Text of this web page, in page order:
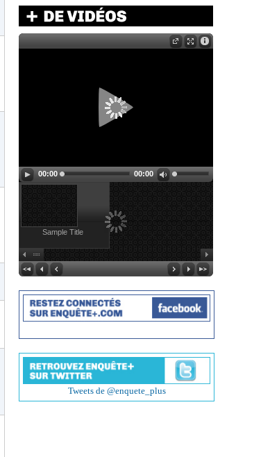
00:00 00:00
Sample Title
Tweets de @enquete_plus